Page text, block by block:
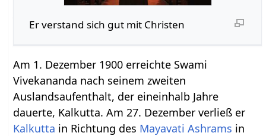
Er verstand sich gut mit Christen
Am 1. Dezember 1900 erreichte Swami
Vivekananda nach seinem zweiten
Auslandsaufenthalt, der eineinhalb Jahre
dauerte, Kalkutta. Am 27. Dezember verließ er
Kalkutta in Richtung des Mayavati Ashrams in